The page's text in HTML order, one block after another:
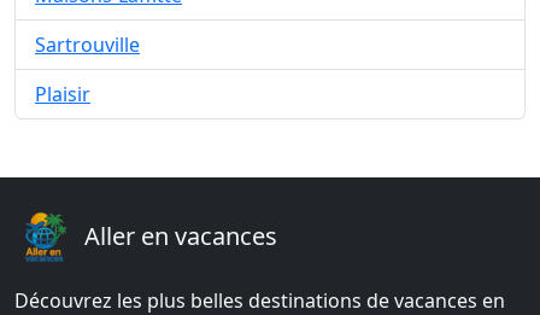
Sartrouville
Plaisir
Aller en vacances
Découvrez les plus belles destinations de vacances en